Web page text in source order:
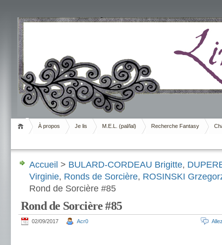
Livrement
À propos Je lis M.E.L. (pal/lal) Recherche Fantasy
Accueil > BULARD-CORDEAU Brigitte,
Virginie, Ronds de Sorcière, ROSINSKI
Rond de Sorcière #85
Rond de Sorcière #85
02/09/2017 Acr0